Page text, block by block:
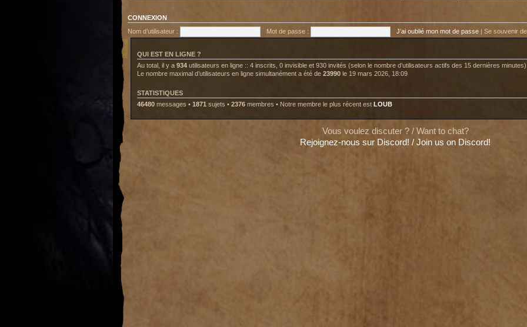
CONNEXION
Nom d’utilisateur :
Mot de passe : J’ai oublié mon mot de passe | Se souvenir
QUI EST EN LIGNE ?
Au total, il y a 934 utilisateurs en ligne :: 4 inscrits, 0 invisible et 930 invités (selon le nombre d’utilisateurs actifs des 15 dernières minutes)
Le nombre maximal d’utilisateurs en ligne simultanément a été de 23990 le 19 mars 2026, 18:09
STATISTIQUES
46480 messages • 1871 sujets • 2376 membres • Notre membre le plus récent est LOUB
Vous voulez discuter ? / Want to chat?
Rejoignez-nous sur Discord! / Join us on Discord!